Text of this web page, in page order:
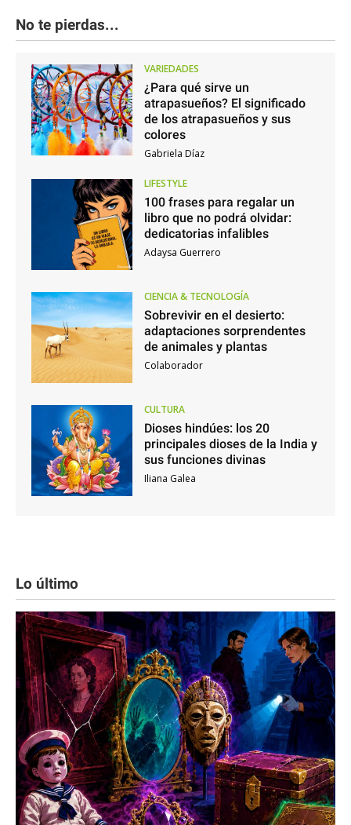
No te pierdas...
VARIEDADES
¿Para qué sirve un
atrapasueños? El significado
de los atrapasueños y sus
colores
Gabriela Díaz
LIFESTYLE
100 frases para regalar un
libro que no podrá olvidar:
dedicatorias infalibles
Adaysa Guerrero
CIENCIA & TECNOLOGÍA
Sobrevivir en el desierto:
adaptaciones sorprendentes
de animales y plantas
Colaborador
CULTURA
Dioses hindúes: los 20
principales dioses de la India y
sus funciones divinas
Iliana Galea
Lo último